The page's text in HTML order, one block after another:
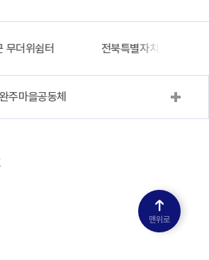
전북특별자치도의회 어썸전북
완주마을공동체
맨위로